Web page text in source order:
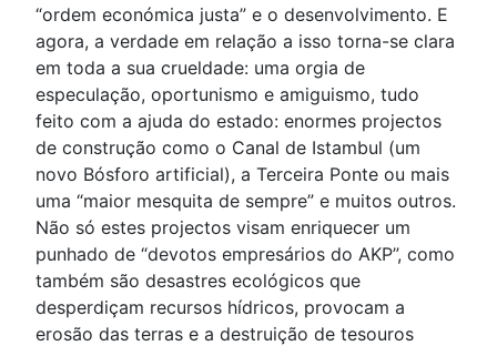
“ordem económica justa” e o desenvolvimento. E
agora, a verdade em relação a isso torna-se clara
em toda a sua crueldade: uma orgia de
especulação, oportunismo e amiguismo, tudo
feito com a ajuda do estado: enormes projectos
de construção como o Canal de Istambul (um
novo Bósforo artificial), a Terceira Ponte ou mais
uma “maior mesquita de sempre” e muitos outros.
Não só estes projectos visam enriquecer um
punhado de “devotos empresários do AKP”, como
também são desastres ecológicos que
desperdiçam recursos hídricos, provocam a
erosão das terras e a destruição de tesouros